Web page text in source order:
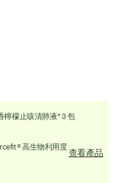
檸檬止咳清肺液* 3 包
高生物利用度查看產品